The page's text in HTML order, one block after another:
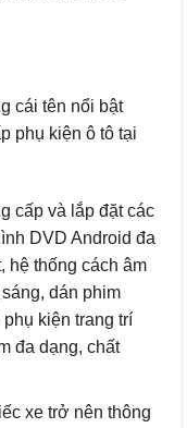
cái tên nổi bật
phụ kiện ô tô tại
cấp và lắp đặt các
DVD Android đa
hệ thống cách âm
dán phim
kiện trang trí
đa dạng, chất
xe trở nên thông